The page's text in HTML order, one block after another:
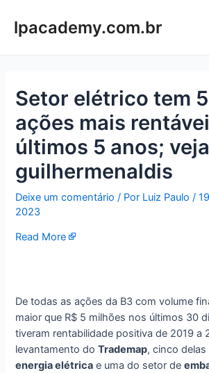
paralpacademy.com.br
Setor elétrico tem
ações mais
últimos 5 anos;
guilhermenaldis
Deixe um comentário / Por Luiz Paulo/
2023
Read More
De todas as ações da B3 com volume
maior que R$ 5 milhões nos últimos 30
tiveram rentabilidade positiva de 2019 a
levantamento doTrademap, cinco
energia elétrica e uma do setor de